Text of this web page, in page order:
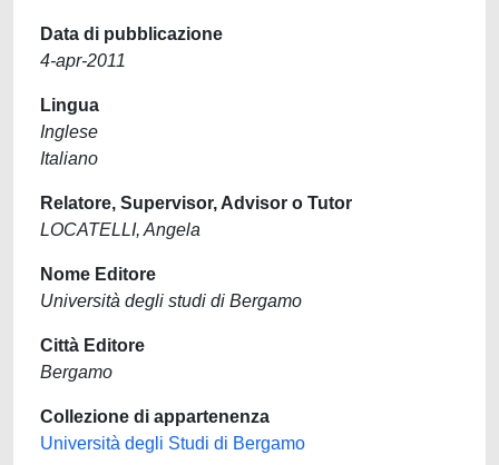
Data di pubblicazione
4-apr-2011
Lingua
Inglese
Italiano
Relatore, Supervisor, Advisor o Tutor
LOCATELLI, Angela
Nome Editore
Università degli studi di Bergamo
Città Editore
Bergamo
Collezione di appartenenza
Università degli Studi di Bergamo